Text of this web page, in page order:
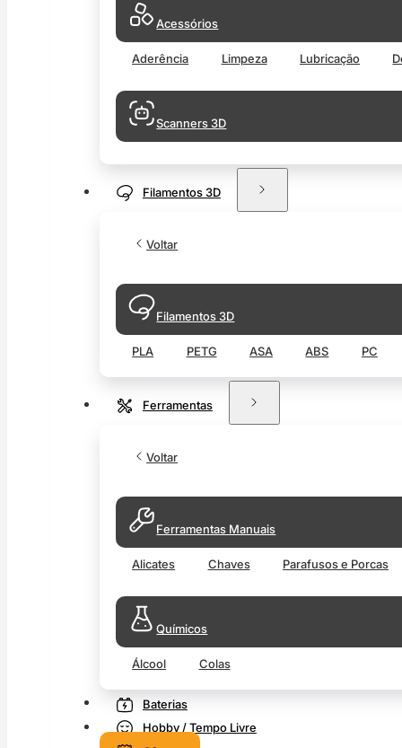
Acessórios
Aderência Limpeza Lubricação
Scanners 3D
Filamentos 3D
Voltar
Filamentos 3D
PLA PETG ASA ABS PC
Ferramentas
Voltar
Ferramentas Manuais
Alicates Chaves Parafusos e Porcas
Químicos
Álcool Colas
Baterias
Hobby / Tempo Livre